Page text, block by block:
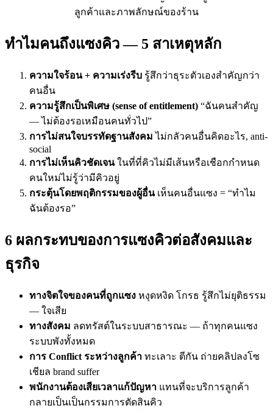
ลูกค้าและภาพลักษณ์ของร้าน
ทำไมคนถึงแซงคิว — 5 สาเหตุหลัก
ความใจร้อน + ความเร่งรีบ รู้สึกว่าธุระตัวเองสำคัญกว่า
คนอื่น
ความรู้สึกเป็นพิเศษ (sense of entitlement) “ฉันคนสำคัญ
— ไม่ต้องรอเหมือนคนทั่วไป”
การไม่สนใจบรรทัดฐานสังคม ไม่กลัวคนอื่นคิดอะไร, anti-
social
การไม่เห็นคิวชัดเจนในที่ที่คิวไม่มีเส้นหรือเชือกกำหนด
คนใหม่ไม่รู้ว่ามีคิวอยู่
กระตุ้นโดยพฤติกรรมของผู้อื่นเห็นคนอื่นแซง = “ทำไม
ฉันต้องรอ”
6 ผลกระทบของการแซงคิวต่อสังคมและ
ธุรกิจ
ทางจิตใจของคนที่ถูกแซง หงุดหงิด โกรธ รู้สึกไม่ยุติธรรม
— ใจเสีย
ทางสังคม ลดทรัสต์ในระบบสาธารณะ — ถ้าทุกคนแซง
ระบบพังทั้งหมด
การ Conflict ระหว่างลูกค้า ทะเลาะ ตีกัน ถ่ายคลิปลงโซ
เชียล brand suffer
พนักงานต้องเสียเวลาแก้ปัญหา แทนที่จะบริการลูกค้า
กลายเป็นเป็นกรรมการตัดสินคิว